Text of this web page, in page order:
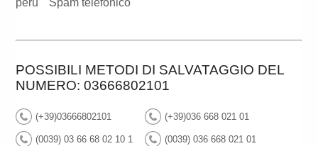
peru Spam telefonico
POSSIBILI METODI DI SALVATAGGIO DEL
NUMERO: 03666802101
(+39)03666802101 (+39)036 668 021 01
(0039) 03 66 68 02 10 1 (0039) 036 668 021 01